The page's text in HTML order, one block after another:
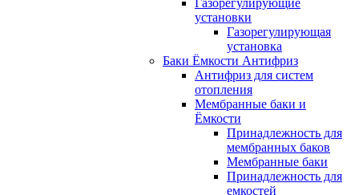
Газорегулирующие
установки
Газорегулирующая
установка
Баки Ёмкости Антифриз
Антифриз для систем
отопления
Мембранные баки и
Ёмкости
Принадлежность для
мембранных баков
Мембранные баки
Принадлежность для
емкостей